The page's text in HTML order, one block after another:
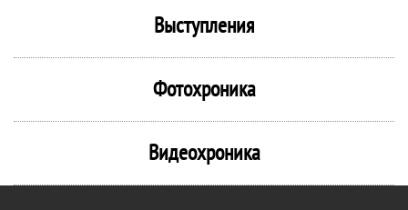
Выступления
Фотохроника
Видеохроника